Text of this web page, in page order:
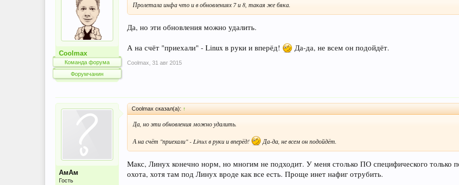
Coolmax
Команда форума
Форумчанин
Пролетала инфа что и в обновлениях 7 и 8, такая же бяка.
Да, но эти обновления можно удалить.
А на счёт "приехали" - Linux в руки и вперёд! Да-да, не всем он подойдёт.
Coolmax 31 авг 2015
АмАм
Гость
Coolmax сказал(а): ↑
Да, но эти обновления можно удалить.
А на счёт "приехали" - Linux в руки и вперёд! Да-да, не всем он подойдёт.
Макс, Линух конечно норм, но многим не подходит. У меня столько ПО специфического только
охота, хотя там под Линух вроде как все есть. Проще инет нафиг отрубить.